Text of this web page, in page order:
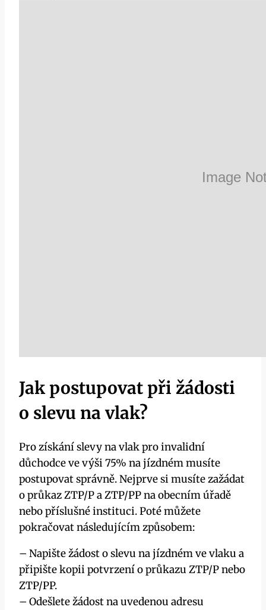
Jak postupovat při žádosti
o slevu na vlak?
Pro získání slevy na vlak pro invalidní
důchodce ve výši 75% na jízdném musíte
postupovat správně. Nejprve si musíte zažádat
o průkaz ZTP/P a ZTP/PP na obecním úřadě
nebo příslušné instituci. Poté můžete
pokračovat následujícím způsobem:
– Napište žádost o slevu na jízdném ve vlaku a
připište kopii potvrzení o průkazu ZTP/P nebo
ZTP/PP.
– Odešlete žádost na uvedenou adresu